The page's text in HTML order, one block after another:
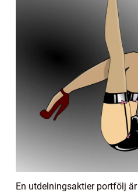
En utdelningsaktier portfölj